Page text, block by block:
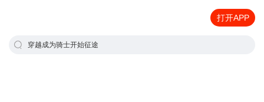
打开APP
穿越成为骑士开始征途